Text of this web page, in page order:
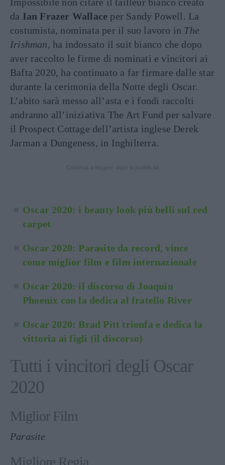
da Ian Frazer Wallace per Sandy Powell. La
costumista, nominata per il suo lavoro in The
Irishman, ha indossato il suit bianco che dopo
aver raccolto le firme di nominati e vincitori ai
Bafta 2020, ha continuato a far firmare dalle star
durante la cerimonia della Notte degli Oscar.
L’abito sarà messo all’asta e i fondi raccolti
andranno all’iniziativa The Art Fund per salvare
il Prospect Cottage dell’artista inglese Derek
Jarman a Dungeness, in Inghilterra.
Oscar 2020: i beauty look più belli sul red
carpet
Oscar 2020: Parasite da record, vince
come miglior film e film internazionale
Oscar 2020: il discorso di Joaquin
Phoenix con la dedica al fratello River
Oscar 2020: Brad Pitt trionfa e dedica la
vittoria ai figli (il discorso)
Tutti i vincitori degli Oscar
2020
Miglior Film
Parasite
Migliore Regia